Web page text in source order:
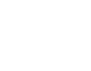
теплоты